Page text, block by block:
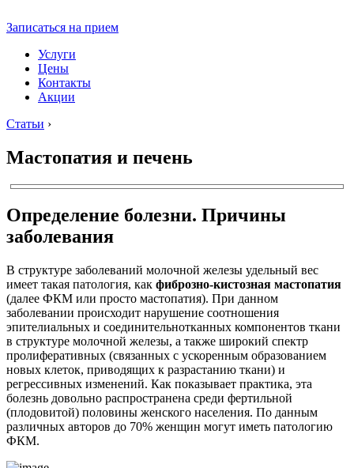
Записаться на прием
Услуги
Цены
Контакты
Акции
Статьи ›
Мастопатия и печень
Определение болезни. Причины
заболевания
В структуре заболеваний молочной железы удельный вес
имеет такая патология, как фиброзно-кистозная мастопатия
(далее ФКМ или просто мастопатия). При данном
заболевании происходит нарушение соотношения
эпителиальных и соединительнотканных компонентов ткани
в структуре молочной железы, а также широкий спектр
пролиферативных (связанных с ускоренным образованием
новых клеток, приводящих к разрастанию ткани) и
регрессивных изменений. Как показывает практика, эта
болезнь довольно распространена среди фертильной
(плодовитой) половины женского населения. По данным
различных авторов до 70% женщин могут иметь патологию
ФКМ.